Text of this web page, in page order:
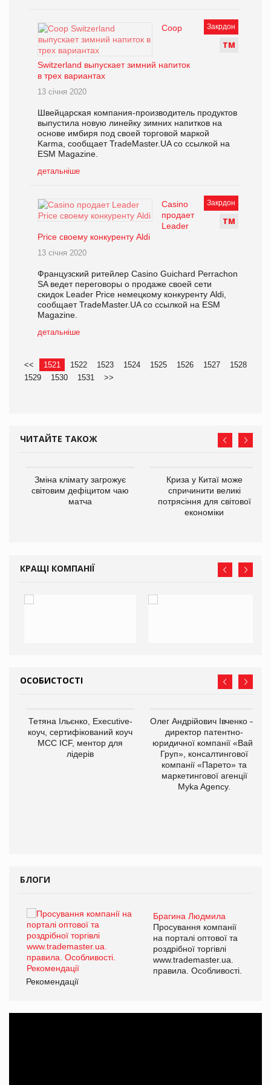
Закрдон
ТМ
Coop
Switzerland выпускает зимний напиток
в трех вариантах
13 січня 2020
Швейцарская компания-производитель продуктов
выпустила новую линейку зимних напитков на
основе имбиря под своей торговой маркой
Karma, сообщает TradeMaster.UA со ссылкой на
ESM Magazine.
детальніше
Закрдон
ТМ
Casino
продает
Leader
Price своему конкуренту Aldi
13 січня 2020
Французский ритейлер Casino Guichard Perrachon
SA ведет переговоры о продаже своей сети
скидок Leader Price немецкому конкуренту Aldi,
сообщает TradeMaster.UA со ссылкой на ESM
Magazine.
детальніше
<< 1521 1522 1523 1524 1525 1526 1527
1528
1529
1530 1531 >>
ЧИТАЙТЕ ТАКОЖ
Зміна клімату загрожує
світовим дефіцитом чаю
матча
Криза у Китаї може
спричинити великі
потрясіння для світової
економіки
КРАЩІ КОМПАНІЇ
ОСОБИСТОСТІ
Тетяна Ільєнко, Executive-
коуч, сертифікований коуч
МСС ICF, ментор для
лідерів
Олег Андрійович Івченко —
директор патентно-
юридичної компанії «Вайз
Груп», консалтингової
компанії «Парето» та
маркетингової агенції
Myka Agency.
БЛОГИ
Брагина Людмила
Просування компанії
на порталі оптової та
роздрібної торгівлі
www.trademaster.ua.
правила. Особливості.
Рекомендації